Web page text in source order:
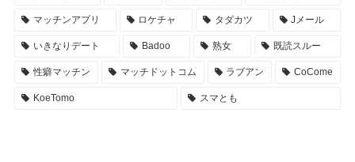
マッチンアプリ ロケチャ タダカツ Jメール
いきなりデート Badoo 熟女 既読スルー
性癖マッチン マッチドットコム ラブアン CoCome
KoeTomo スマとも